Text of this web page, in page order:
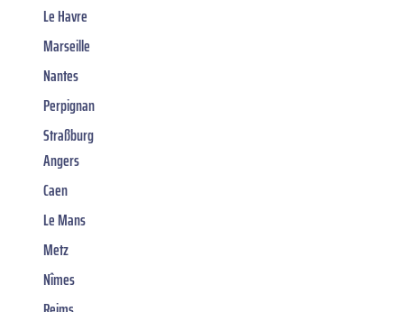
Le Havre
Marseille
Nantes
Perpignan
Straßburg
Angers
Caen
Le Mans
Metz
Nîmes